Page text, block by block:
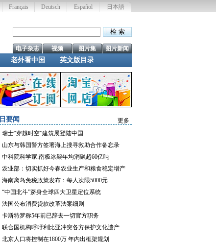
日本語
Español
Deutsch
Français
图片新闻
图片集
视频
电子杂志
老外看中国 英文版目录
要闻
更多
瑞士“穿越时空”建筑展登陆中国
山东与韩国警方签署海上搜寻救助合作备忘录
中科院科学家:南极冰架年均消融超60亿吨
农业部：切实抓好今春农业生产和粮食稳定增产
海南离岛免税政策发布：每人次限5000元
“中国北斗”跻身全球四大卫星定位系统
法国公布消费贷款改革法案细则
卡斯特罗称5年前已辞去一切官方职务
联合国机构呼吁利比亚冲突各方保护文化遗产
北京人口将控制在1800万 年内出框架规划